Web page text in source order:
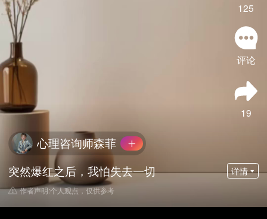
125
评论
19
心理咨询师森菲
突然爆红之后，我怕失去一切
详情
作者声明:个人观点，仅供参考